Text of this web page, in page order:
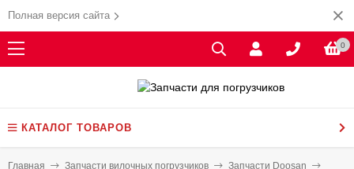
Полная версия сайта
0
КАТАЛОГ ТОВАРОВ
Главная Запчасти вилочных погрузчиков
Запчасти Doosan